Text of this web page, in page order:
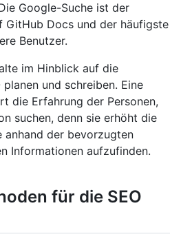
Google-Suche ist der
GitHub Docs und der häufigste
Benutzer.
im Hinblick auf die
und schreiben. Eine
die Erfahrung der Personen,
suchen, denn sie erhöht die
anhand der bevorzugten
Informationen aufzufinden.
für die SEO